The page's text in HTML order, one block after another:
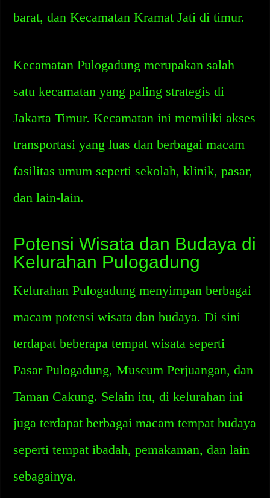
barat, dan Kecamatan Kramat Jati di timur.
Kecamatan Pulogadung merupakan salah
satu kecamatan yang paling strategis di
Jakarta Timur. Kecamatan ini memiliki akses
transportasi yang luas dan berbagai macam
fasilitas umum seperti sekolah, klinik, pasar,
dan lain-lain.
Potensi Wisata dan Budaya di
Kelurahan Pulogadung
Kelurahan Pulogadung menyimpan berbagai
macam potensi wisata dan budaya. Di sini
terdapat beberapa tempat wisata seperti
Pasar Pulogadung, Museum Perjuangan, dan
Taman Cakung. Selain itu, di kelurahan ini
juga terdapat berbagai macam tempat budaya
seperti tempat ibadah, pemakaman, dan lain
sebagainya.